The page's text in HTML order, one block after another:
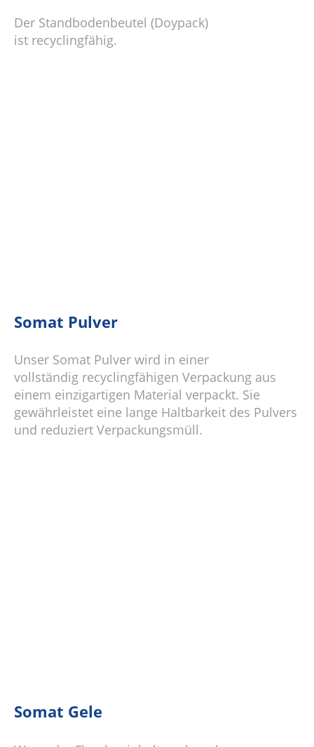
Der Standbodenbeutel (Doypack)
ist recyclingfähig.
Somat Pulver
Unser Somat Pulver wird in einer
vollständig recyclingfähigen Verpackung aus
einem einzigartigen Material verpackt. Sie
gewährleistet eine lange Haltbarkeit des Pulvers
und reduziert Verpackungsmüll.
Somat Gele